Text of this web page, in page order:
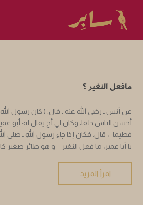
مافعل النغير ؟
عن أنس ـ رضي الله عنه ـ قال: ( كان رسول الله
أحسن الناس خلقا، وكان لي أخ يقال له: أبو
فطيما -، قال: فكان إذا جاء رسول الله ـ صلى
يا أبا عمير، ما فعل النغير – و هو طائر صغير
اقرأ المزيد